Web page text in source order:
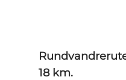
18 km.